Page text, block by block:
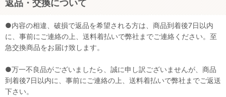
返品・交換について
●内容の相違、破損で返品を希望される方は、商品到着後7日以内
に、事前にご連絡の上、送料着払いで弊社までご連絡ください。至
急交換商品をお届け致します。
●万一不良品がございましたら、誠に申し訳ございませんが、商品
到着後7日以内に、事前にご連絡の上、送料着払いで弊社までご返送
下さい。